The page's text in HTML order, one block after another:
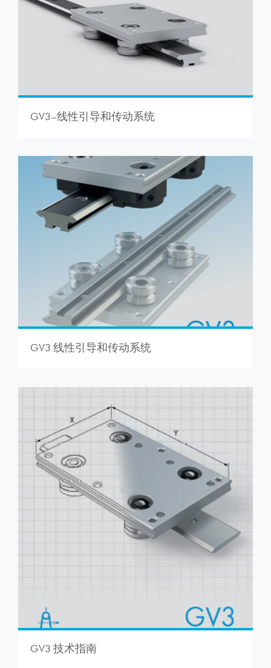
GV3–线性引导和传动系统
GV3 线性引导和传动系统
GV3 技术指南